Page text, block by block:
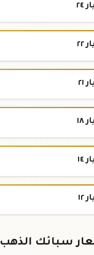
سبائك الذهب